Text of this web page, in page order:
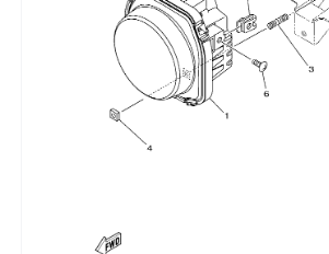
Топливная система
Тормозная система